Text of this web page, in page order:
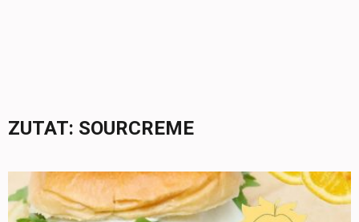
ZUTAT: SOURCREME